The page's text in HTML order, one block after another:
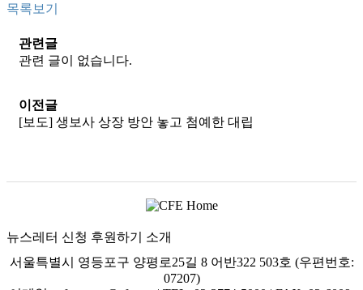
목록보기
관련글
관련 글이 없습니다.
이전글
[보도] 생보사 상장 방안 놓고 첨예한 대립
뉴스레터 신청 후원하기
소개
서울특별시 영등포구 양평로25길 8 어반322 503호 (우편번호:
07207)